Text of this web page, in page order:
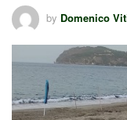
by Domenico